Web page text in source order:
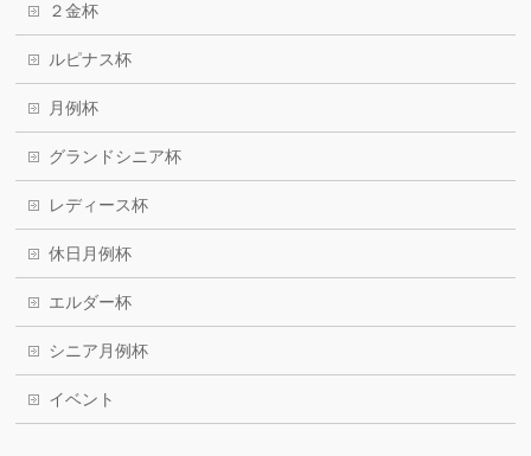
２金杯
ルピナス杯
月例杯
グランドシニア杯
レディース杯
休日月例杯
エルダー杯
シニア月例杯
イベント